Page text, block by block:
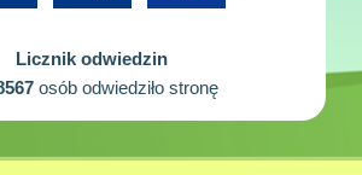
Licznik odwiedzin
osób odwiedziło stronę